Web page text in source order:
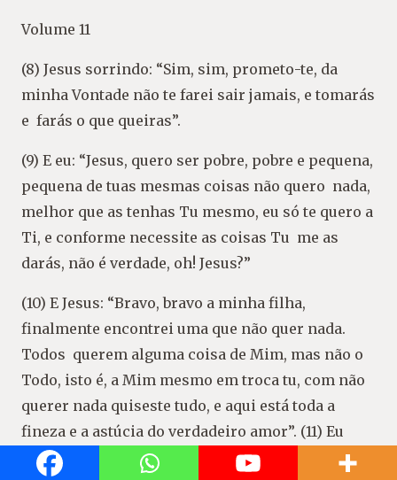
Volume 11
(8) Jesus sorrindo: “Sim, sim, prometo-te, da
minha Vontade não te farei sair jamais, e tomarás
e farás o que queiras”.
(9) E eu: “Jesus, quero ser pobre, pobre e pequena,
pequena de tuas mesmas coisas não quero nada,
melhor que as tenhas Tu mesmo, eu só te quero a
Ti, e conforme necessite as coisas Tu me as
darás, não é verdade, oh! Jesus?”
(10) E Jesus: “Bravo, bravo a minha filha,
finalmente encontrei uma que não quer nada.
Todos querem alguma coisa de Mim, mas não o
Todo, isto é, a Mim mesmo em troca tu, com não
querer nada quiseste tudo, e aqui está toda a
fineza e a astúcia do verdadeiro amor”. (11) Eu
sorri e Jesus desapareceu.